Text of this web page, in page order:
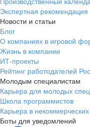
Экспертная рекомендация
Новости и статьи
Блог
О компаниях в игровой
Жизнь в компании
ИТ-проекты
Рейтинг работодателей
Молодым специалистам
Карьера для молодых
Школа программистов
Карьера в
Боты для уведомлений